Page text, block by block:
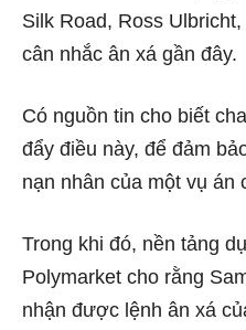
Silk Road, Ross
cân nhắc ân xá gần đây.
Có nguồn tin cho biết
đẩy điều này, để đảm
nạn nhân của một vụ án
Trong khi đó, nền tảng
Polymarket cho rằng
nhận được lệnh ân xá